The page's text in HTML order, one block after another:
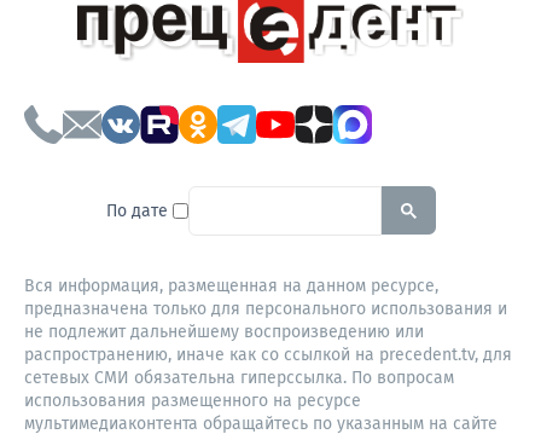
По дате To search this site, enter a
Вся информация, размещенная на данном ресурсе,
предназначена только для персонального использования и
не подлежит дальнейшему воспроизведению или
распространению, иначе как со ссылкой на precedent.tv, для
сетевых СМИ обязательна гиперссылка. По вопросам
использования размещенного на ресурсе
мультимедиаконтента обращайтесь по указанным на сайте